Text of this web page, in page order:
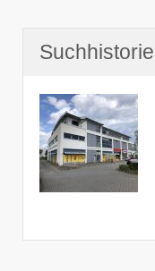
Suchhistorie